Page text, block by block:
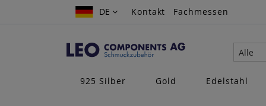
Zum
DE
DE Kontakt Fachmessen
Alle
925 Silber
Gold Edelstahl